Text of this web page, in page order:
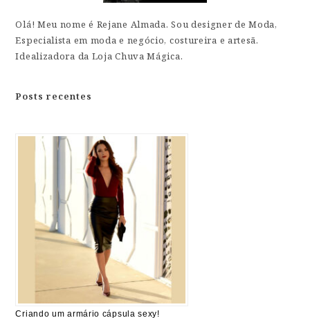
Olá! Meu nome é Rejane Almada. Sou designer de Moda,
Especialista em moda e negócio, costureira e artesã.
Idealizadora da Loja Chuva Mágica.
Posts recentes
Criando um armário cápsula sexy!